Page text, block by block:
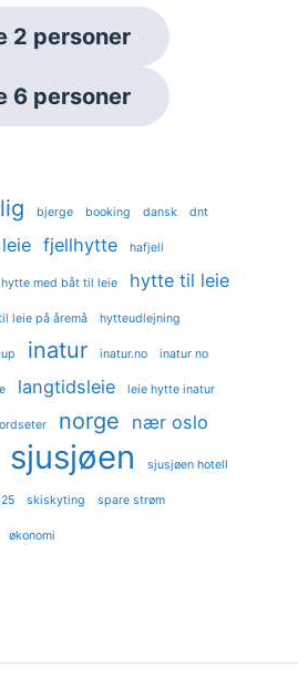
2 personer
6 personer
bjerge booking dansk dnt
fjellhytte hafjell
hytte med båt til leie hytte til leie
leie på åremå hytteudlejning
inatur inatur.no inatur no
langtidsleie leie hytte inatur
norge nær oslo
sjusjøen sjusjøen hotell
skiskyting spare strøm
økonomi